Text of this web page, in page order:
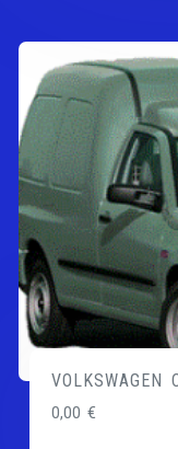
VOLKSWAGEN
0,00€